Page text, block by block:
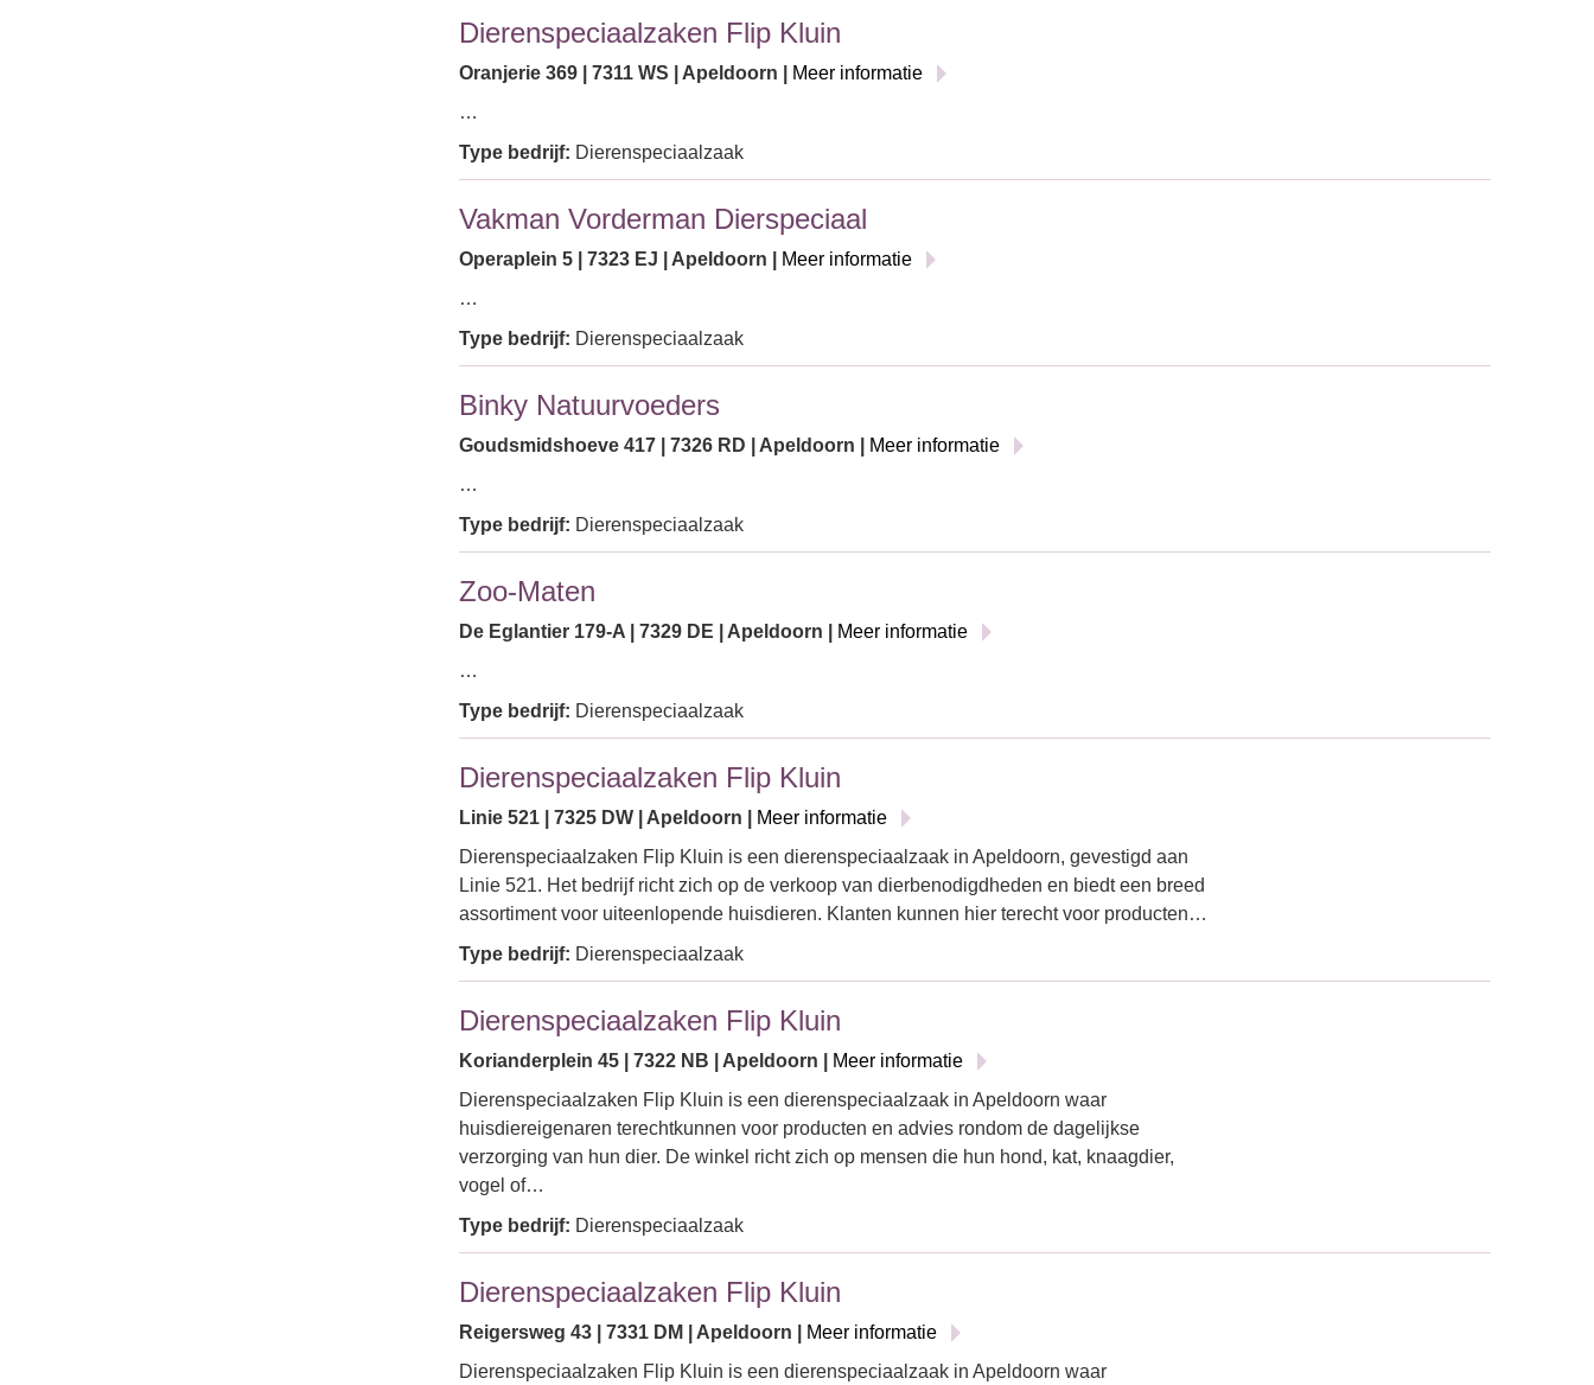
Dierenspeciaalzaken Flip Kluin
Oranjerie 369 | 7311 WS | Apeldoorn |
Meer informatie
…
Type bedrijf: Dierenspeciaalzaak
Vakman Vorderman Dierspeciaal
Operaplein 5 | 7323 EJ | Apeldoorn |
Meer informatie
…
Type bedrijf: Dierenspeciaalzaak
Binky Natuurvoeders
Goudsmidshoeve 417 | 7326 RD | Apeldoorn |
Meer informatie
…
Type bedrijf: Dierenspeciaalzaak
Zoo-Maten
De Eglantier 179-A | 7329 DE | Apeldoorn |
Meer informatie
…
Type bedrijf: Dierenspeciaalzaak
Dierenspeciaalzaken Flip Kluin
Linie 521 | 7325 DW | Apeldoorn |
Meer informatie
Dierenspeciaalzaken Flip Kluin is een dierenspeciaalzaak in Apeldoorn, gevestigd aan
Linie 521. Het bedrijf richt zich op de verkoop van dierbenodigdheden en biedt een breed
assortiment voor uiteenlopende huisdieren. Klanten kunnen hier terecht voor producten…
Type bedrijf: Dierenspeciaalzaak
Dierenspeciaalzaken Flip Kluin
Korianderplein 45 | 7322 NB | Apeldoorn |
Meer informatie
Dierenspeciaalzaken Flip Kluin is een dierenspeciaalzaak in Apeldoorn waar
huisdiereigenaren terechtkunnen voor producten en advies rondom de dagelijkse
verzorging van hun dier. De winkel richt zich op mensen die hun hond, kat, knaagdier,
vogel of…
Type bedrijf: Dierenspeciaalzaak
Dierenspeciaalzaken Flip Kluin
Reigersweg 43 | 7331 DM | Apeldoorn |
Meer informatie
Dierenspeciaalzaken Flip Kluin is een dierenspeciaalzaak in Apeldoorn waar